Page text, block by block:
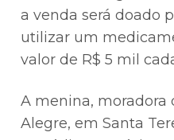
a venda será doado
utilizar um
valor de R$ 5 mil
A menina, moradora
Alegre, em Santa